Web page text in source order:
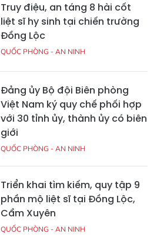
Truy điệu, an táng 8 hài cốt
liệt sĩ hy sinh tại chiến trường
Đồng Lộc
QUỐC PHÒNG - AN NINH
Đảng ủy Bộ đội Biên phòng
Việt Nam ký quy chế phối hợp
với 30 tỉnh ủy, thành ủy có biên
giới
QUỐC PHÒNG - AN NINH
Triển khai tìm kiếm, quy tập 9
phần mộ liệt sĩ tại Đồng Lộc,
Cẩm Xuyên
QUỐC PHÒNG - AN NINH